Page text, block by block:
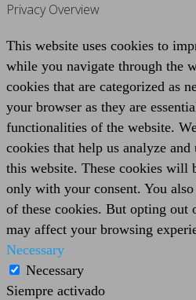
Privacy Overview
This website uses cookies to
while you navigate through the
cookies that are categorized as
your browser as they are
functionalities of the website.
cookies that help us analyze
this website. These cookies will
only with your consent. You
of these cookies. But opting out
may affect your browsing
Necessary
Necessary
Siempre activado